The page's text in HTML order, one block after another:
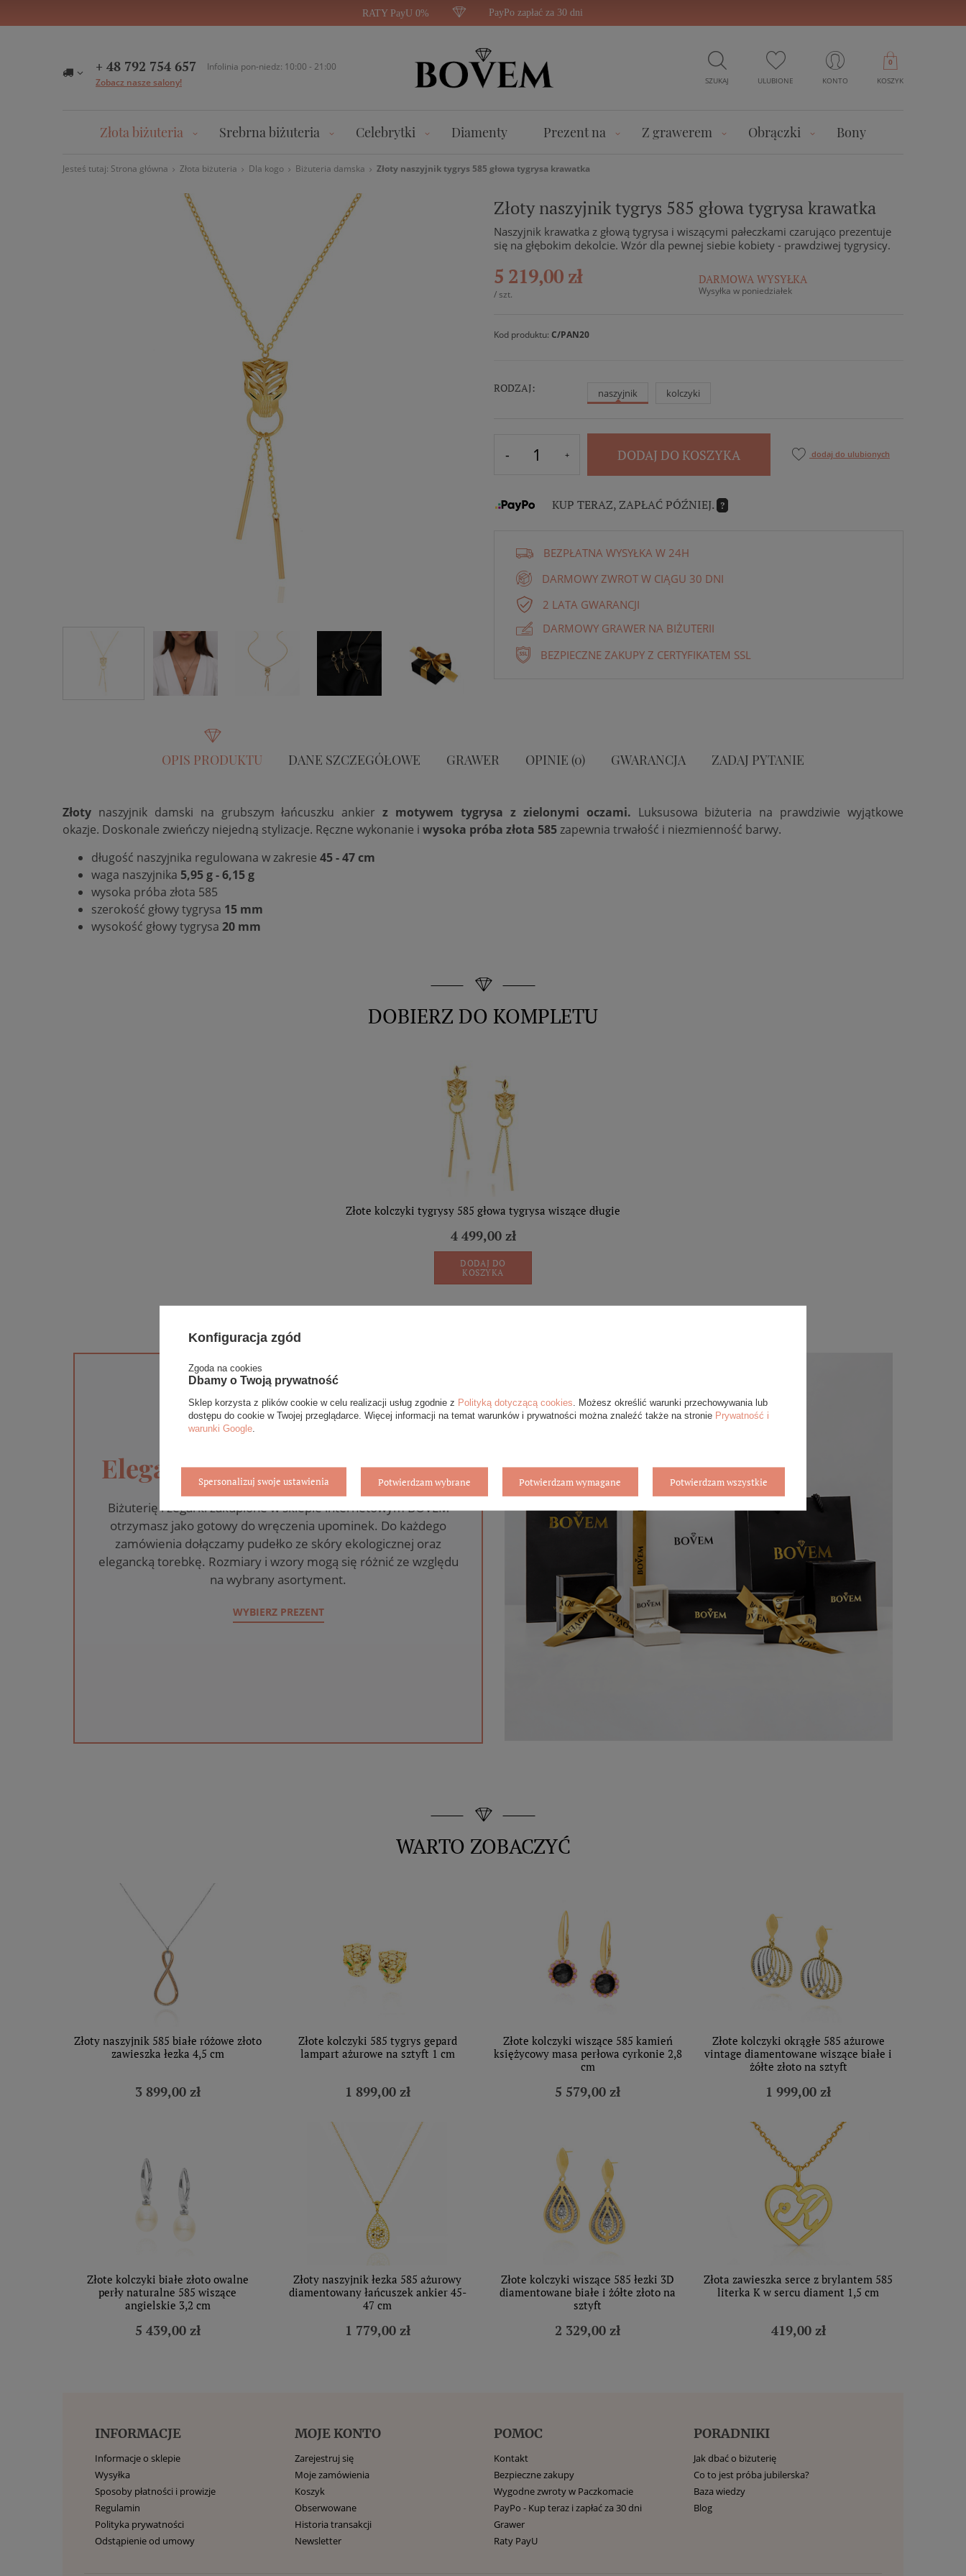
RATY PayU 0% PayPo zapłać za 30 dni
+ 48 792 754 657
Infolinia pon-niedz: 10:00 - 21:00
Zobacz nasze salony!
SZUKAJ ULUBIONE KONTO KOSZYK
0
Złota biżuteria Srebrna biżuteria Celebrytki Diamenty Prezent na Z grawerem Obrączki Bony
Jesteś tutaj: Strona główna Złota biżuteria Dla kogo Biżuteria damska Złoty naszyjnik tygrys 585 głowa tygrysa krawatka
Złoty naszyjnik tygrys 585 głowa tygrysa krawatka
Naszyjnik krawatka z głową tygrysa i wiszącymi pałeczkami czarująco prezentuje
się na głębokim dekolcie. Wzór dla pewnej siebie kobiety - prawdziwej tygrysicy.
5 219,00 zł
/ szt.
DARMOWA WYSYŁKA
Wysyłka w poniedziałek
Kod produktu: C/PAN20
RODZAJ: naszyjnik kolczyki
DODAJ DO KOSZYKA dodaj do ulubionych
KUP TERAZ, ZAPŁAĆ PÓŹNIEJ. ?
BEZPŁATNA WYSYŁKA W 24H
DARMOWY ZWROT W CIĄGU 30 DNI
2 LATA GWARANCJI
DARMOWY GRAWER NA BIŻUTERII
BEZPIECZNE ZAKUPY Z CERTYFIKATEM SSL
OPIS PRODUKTU DANE SZCZEGÓŁOWE GRAWER OPINIE (0) GWARANCJA ZADAJ PYTANIE
Złoty naszyjnik damski na grubszym łańcuszku ankier z motywem tygrysa z zielonymi oczami. Luksusowa biżuteria na prawdziwie wyjątkowe
okazje. Doskonale zwieńczy niejedną stylizacje. Ręczne wykonanie i wysoka próba złota 585zapewnia trwałość i niezmienność barwy.
długość naszyjnika regulowana w zakresie 45 - 47 cm
waga naszyjnika 5,95 g - 6,15 g
wysoka próba złota 585
szerokość głowy tygrysa 15 mm
wysokość głowy tygrysa 20 mm
DOBIERZ DO KOMPLETU
Złote kolczyki tygrysy 585 głowa tygrysa wiszące długie
4 499,00 zł
DODAJ DO
KOSZYKA
Eleganckie opakowanie gratis
Biżuterię i zegarki zakupione w sklepie internetowym BOVEM
otrzymasz jako gotowy do wręczenia upominek. Do każdego
zamówienia dołączamy pudełko ze skóry ekologicznej oraz
elegancką torebkę. Rozmiary i wzory mogą się różnić ze względu
na wybrany asortyment.
WYBIERZ PREZENT
WARTO ZOBACZYĆ
Złoty naszyjnik 585 białe różowe złoto
zawieszka łezka 4,5 cm
3 899,00 zł
Złote kolczyki 585 tygrys gepard
lampart ażurowe na sztyft 1 cm
1 899,00 zł
Złote kolczyki wiszące 585 kamień
księżycowy masa perłowa cyrkonie 2,8
cm
5 579,00 zł
Złote kolczyki okrągłe 585 ażurowe
vintage diamentowane wiszące białe i
żółte złoto na sztyft
1 999,00 zł
Złote kolczyki białe złoto owalne
perły naturalne 585 wiszące
angielskie 3,2 cm
5 439,00 zł
Złoty naszyjnik łezka 585 ażurowy
diamentowany łańcuszek ankier 45-
47 cm
1 779,00 zł
Złote kolczyki wiszące 585 łezki 3D
diamentowane białe i żółte złoto na
sztyft
2 329,00 zł
Złota zawieszka serce z brylantem 585
literka K w sercu diament 1,5 cm
419,00 zł
INFORMACJE
Informacje o sklepie
Wysyłka
Sposoby płatności i prowizje
Regulamin
Polityka prywatności
Odstąpienie od umowy
MOJE KONTO
Zarejestruj się
Moje zamówienia
Koszyk
Obserwowane
Historia transakcji
Newsletter
POMOC
Kontakt
Bezpieczne zakupy
Wygodne zwroty w Paczkomacie
PayPo - Kup teraz i zapłać za 30 dni
Grawer
Raty PayU
PORADNIKI
Jak dbać o biżuterię
Co to jest próba jubilerska?
Baza wiedzy
Blog
Konfiguracja zgód
Zgoda na cookies
Dbamy o Twoją prywatność
Sklep korzysta z plików cookie w celu realizacji usług zgodnie z Polityką dotyczącą cookies . Możesz określić warunki przechowywania lub
dostępu do cookie w Twojej przeglądarce. Więcej informacji na temat warunków i prywatności można znaleźć także na stronie Prywatność i
warunki Google
Spersonalizuj swoje ustawienia Potwierdzam wybrane Potwierdzam wymagane Potwierdzam wszystkie